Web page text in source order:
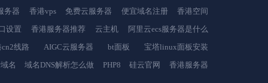
务器 香港vps 免费云服务器 便宜域名注册
香港空间
设置 香港服务器推荐 云主机
阿里云ecs服务器是什么
线路 AIGC云服务器 bt面板
宝塔linux面板安装
名 域名DNS解析怎么做 PHP8 硅云官网
香港服务器